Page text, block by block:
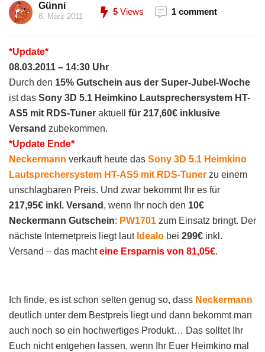
Günni
8. März 2011 5 Views 1 comment
*Update*
08.03.2011 – 14:30 Uhr
Durch den 15% Gutschein aus der Super-Jubel-Woche
ist das Sony 3D 5.1 Heimkino Lautsprechersystem HT-
AS5 mit RDS-Tuner aktuell für 217,60€ inklusive
Versand zubekommen.
*Update Ende*
Neckermann verkauft heute das Sony 3D 5.1 Heimkino
Lautsprechersystem HT-AS5 mit RDS-Tuner zu einem
unschlagbaren Preis. Und zwar bekommt Ihr es für
217,95€ inkl. Versand , wenn Ihr noch den 10€
Neckermann Gutschein: PW1701 zum Einsatz bringt. Der
nächste Internetpreis liegt laut Idealo bei 299€ inkl.
Versand – das machteine Ersparnis von 81,05€.
Ich finde, es ist schon selten genug so, dass Neckermann
deutlich unter dem Bestpreis liegt und dann bekommt man
auch noch so ein hochwertiges Produkt… Das solltet Ihr
Euch nicht entgehen lassen, wenn Ihr Euer Heimkino mal